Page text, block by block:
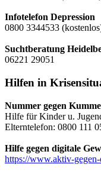
Infotelefon Depression
0800 3344533
Suchtberatung
06221 29051
Hilfen in
Nummer gegen
Hilfe für Kinder u.
Elterntelefon: 0800 111
Hilfe gegen digitale
https://www.aktiv-